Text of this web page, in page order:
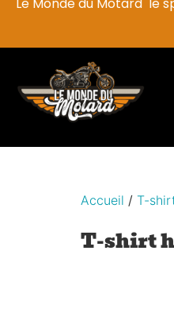
Accueil / T-
T-shirt